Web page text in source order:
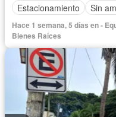
Estacionamiento
Sin
Hace 1 semana, 5 días en -
Bienes Raíces